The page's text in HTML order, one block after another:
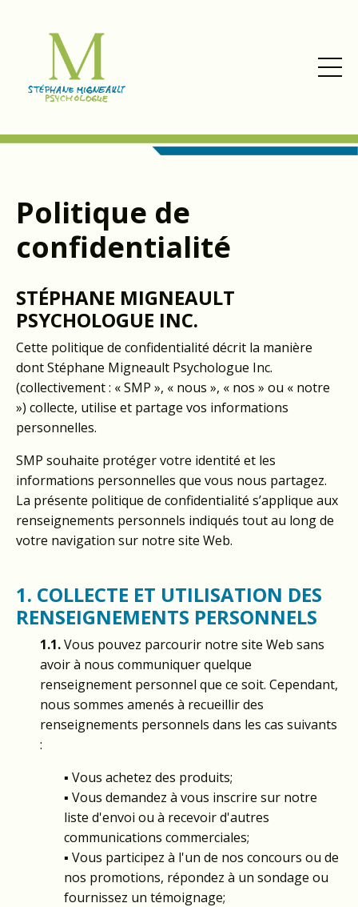
Politique de
confidentialité
STÉPHANE MIGNEAULT
PSYCHOLOGUE INC.
Cette politique de confidentialité décrit la manière
dont Stéphane Migneault Psychologue Inc.
(collectivement : « SMP », « nous », « nos » ou « notre
») collecte, utilise et partage vos informations
personnelles.
SMP souhaite protéger votre identité et les
informations personnelles que vous nous partagez.
La présente politique de confidentialité s’applique aux
renseignements personnels indiqués tout au long de
votre navigation sur notre site Web.
1. COLLECTE ET UTILISATION DES
RENSEIGNEMENTS PERSONNELS
1.1.Vous pouvez parcourir notre site Web sans
avoir à nous communiquer quelque
renseignement personnel que ce soit. Cependant,
nous sommes amenés à recueillir des
renseignements personnels dans les cas suivants
:
▪ Vous achetez des produits;
▪ Vous demandez à vous inscrire sur notre
liste d'envoi ou à recevoir d'autres
communications commerciales;
▪ Vous participez à l'un de nos concours ou de
nos promotions, répondez à un sondage ou
fournissez un témoignage;